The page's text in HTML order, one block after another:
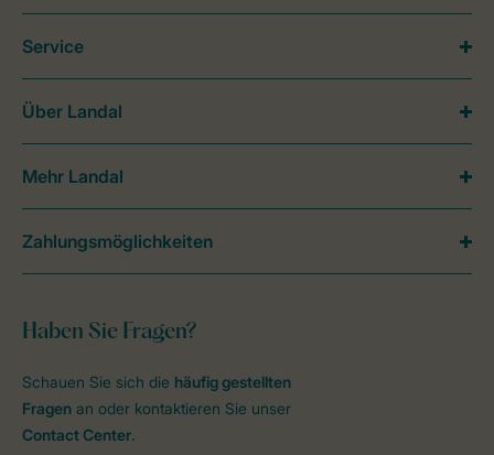
Haben Sie Fragen?
Schauen Sie sich die häufig gestellten
Fragen an oder kontaktieren Sie unser
Contact Center.
Service
Über Landal
Mehr Landal
Zahlungsmöglichkeiten